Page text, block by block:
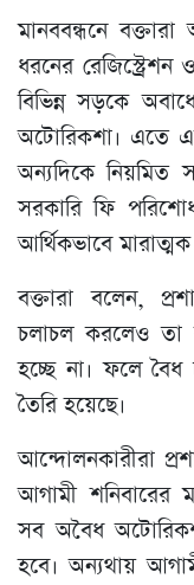
মানববন্ধনে
ধরনের
বিভিন্ন সড়কে
অটোরিকশা। এতে
অন্যদিকে নিয়মিত
সরকারি ফি
আর্থিকভাবে
বক্তারা বলেন,
চলাচল করলেও তা
হচ্ছে না। ফলে
তৈরি হয়েছে।
আন্দোলনকারীরা
আগামী শনিবারের
সব অবৈধ
হবে। অন্যথায়